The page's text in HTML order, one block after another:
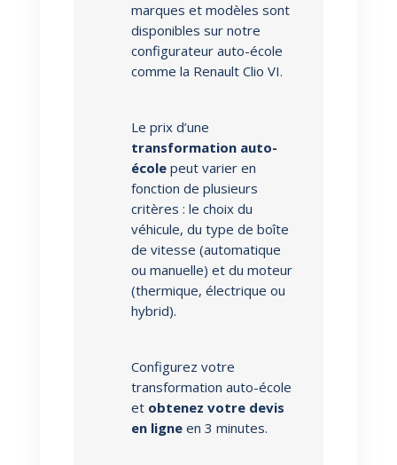
marques et modèles sont
disponibles sur notre
configurateur auto-école
comme la Renault Clio VI.
Le prix d’une
transformation auto-
écolepeut varier en
fonction de plusieurs
critères : le choix du
véhicule, du type de boîte
de vitesse (automatique
ou manuelle) et du moteur
(thermique, électrique ou
hybrid).
Configurez votre
transformation auto-école
et obtenez votre devis
en ligneen 3 minutes.